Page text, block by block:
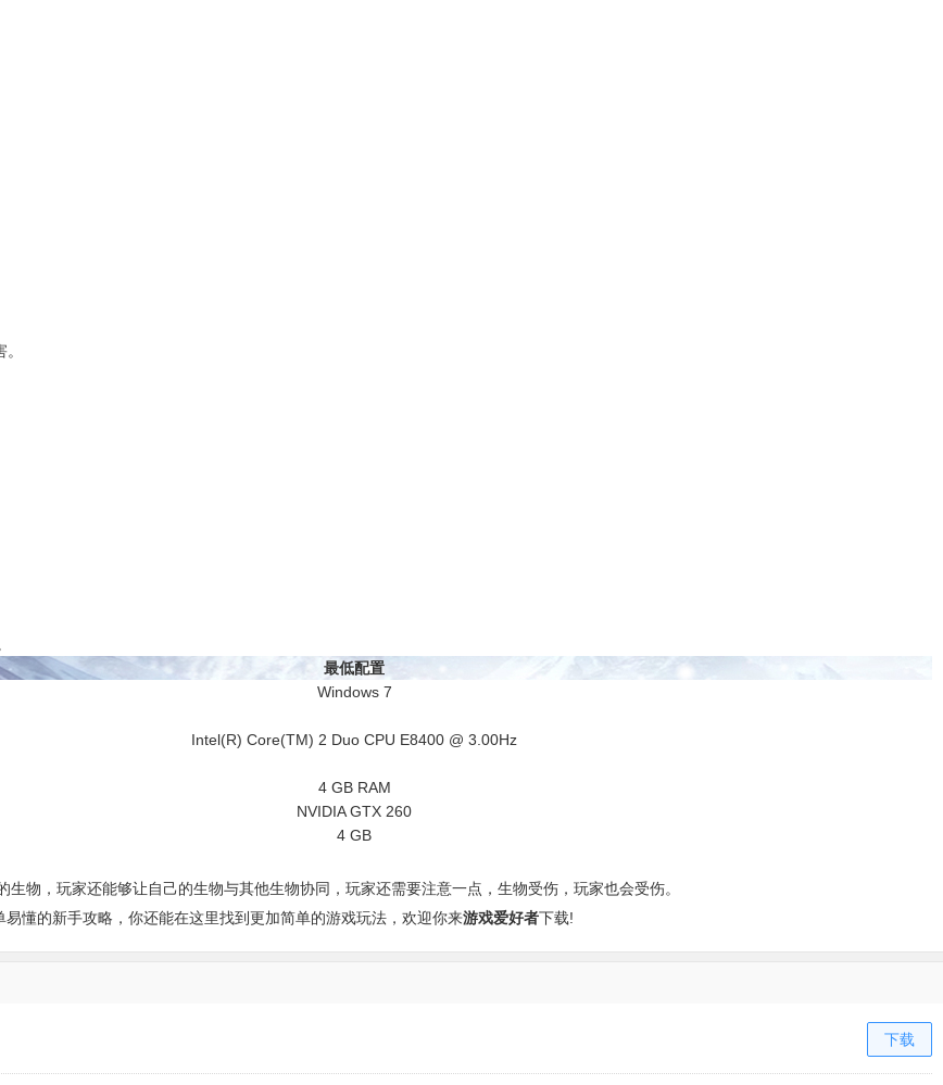
最低配置
Windows 7
Intel(R) Core(TM) 2 Duo CPU E8400 @ 3.00Hz
4 GB RAM
NVIDIA GTX 260
4 GB
物，玩家还能够让自己的生物与其他生物协同，玩家还需要注意一点，生物受伤，玩家也会受伤。
懂的新手攻略，你还能在这里找到更加简单的游戏玩法，欢迎你来游戏爱好者下载!
下载